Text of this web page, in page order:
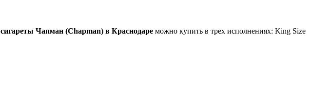
сигареты Чапман (Chapman) в Краснодаре можно купить в трех исполнениях: King Size